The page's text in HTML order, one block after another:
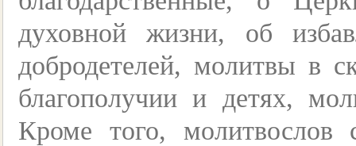
духовной жизни, об
добродетелей, молитвы в
благополучии и детях,
Кроме того, молитвослов